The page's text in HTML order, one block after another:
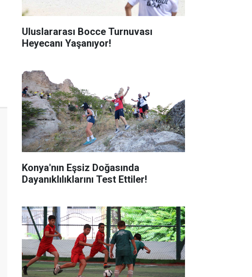
Uluslararası Bocce Turnuvası
Heyecanı Yaşanıyor!
Konya'nın Eşsiz Doğasında
Dayanıklılıklarını Test Ettiler!